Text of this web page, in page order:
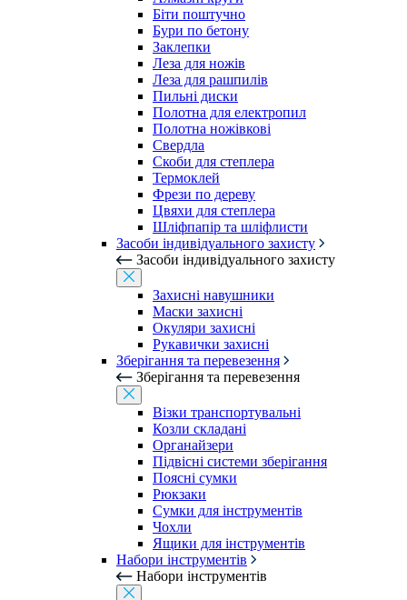
Біти поштучно
Бури по бетону
Заклепки
Леза для ножів
Леза для рашпилів
Пильні диски
Полотна для електропил
Полотна ножівкові
Свердла
Скоби для степлера
Термоклей
Фрези по дереву
Цвяхи для степлера
Шліфпапір та шліфлисти
Засоби індивідуального захисту
Засоби індивідуального захисту
Захисні навушники
Маски захисні
Окуляри захисні
Рукавички захисні
Зберігання та перевезення
Зберігання та перевезення
Візки транспортувальні
Козли складані
Органайзери
Підвісні системи зберігання
Поясні сумки
Рюкзаки
Сумки для інструментів
Чохли
Ящики для інструментів
Набори інструментів
Набори інструментів